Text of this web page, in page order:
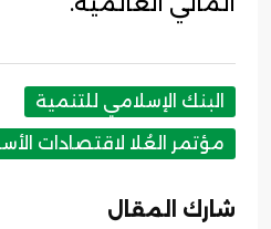
البنك الإسلامي للتنمية
مؤتمر العُلا لاقتصادات
شارك المقال